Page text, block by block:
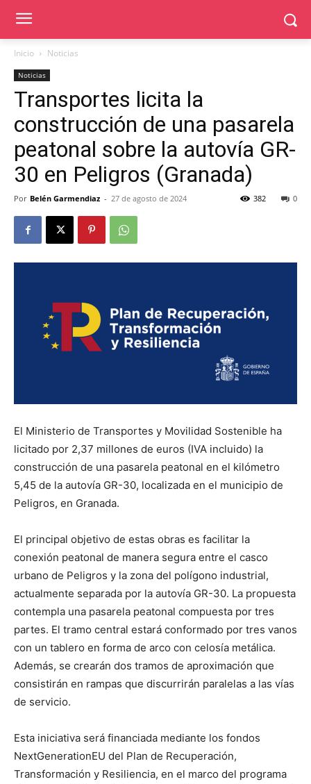
Inicio Noticias
Noticias
Transportes licita la
construcción de una pasarela
peatonal sobre la autovía GR-
30 en Peligros (Granada)
Por Belén Garmendiaz - 27 de agosto de 2024 0
382
El Ministerio de Transportes y Movilidad Sostenible ha
licitado por 2,37 millones de euros (IVA incluido) la
construcción de una pasarela peatonal en el kilómetro
5,45 de la autovía GR-30, localizada en el municipio de
Peligros, en Granada.
El principal objetivo de estas obras es facilitar la
conexión peatonal de manera segura entre el casco
urbano de Peligros y la zona del polígono industrial,
actualmente separada por la autovía GR-30. La propuesta
contempla una pasarela peatonal compuesta por tres
partes. El tramo central estará conformado por tres vanos
con un tablero en forma de arco con celosía metálica.
Además, se crearán dos tramos de aproximación que
consistirán en rampas que discurrirán paralelas a las vías
de servicio.
Esta iniciativa será financiada mediante los fondos
NextGenerationEU del Plan de Recuperación,
Transformación y Resiliencia, en el marco del programa